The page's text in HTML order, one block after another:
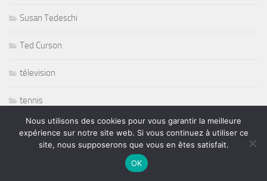
Susan Tedeschi
Ted Curson
télevision
tennis
tennis sport
Nous utilisons des cookies pour vous garantir la meilleure
expérience sur notre site web. Si vous continuez à utiliser ce
site, nous supposerons que vous en êtes satisfait.
OK